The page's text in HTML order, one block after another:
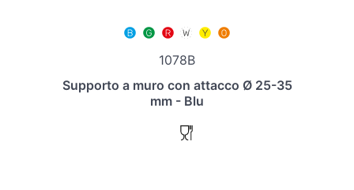
1078B
Supporto a muro con attacco Ø 25-35
mm - Blu